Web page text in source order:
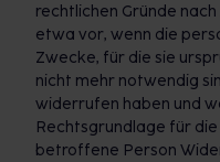
rechtlichen Gründe nach
etwa vor, wenn die
Zwecke, für die sie
nicht mehr notwendig
widerrufen haben und
Rechtsgrundlage für
betroffene Person